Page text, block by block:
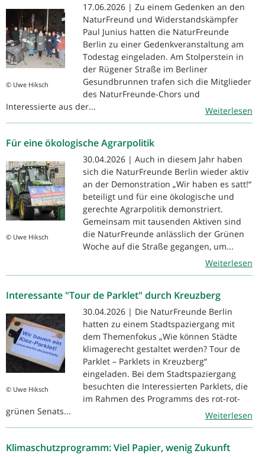
© Uwe Hiksch
17.06.2026 | Zu einem Gedenken an den
NaturFreund und Widerstandskämpfer
Paul Junius hatten die NaturFreunde
Berlin zu einer Gedenkveranstaltung am
Todestag eingeladen. Am Stolperstein in
der Rügener Straße im Berliner
Gesundbrunnen trafen sich die Mitglieder
des NaturFreunde-Chors und
Interessierte aus der...
Weiterlesen
Für eine ökologische Agrarpolitik
© Uwe Hiksch
30.04.2026 | Auch in diesem Jahr haben
sich die NaturFreunde Berlin wieder aktiv
an der Demonstration „Wir haben es satt!“
beteiligt und für eine ökologische und
gerechte Agrarpolitik demonstriert.
Gemeinsam mit tausenden Aktiven sind
die NaturFreunde anlässlich der Grünen
Woche auf die Straße gegangen, um...
Weiterlesen
Interessante "Tour de Parklet" durch Kreuzberg
© Uwe Hiksch
30.04.2026 | Die NaturFreunde Berlin
hatten zu einem Stadtspaziergang mit
dem Themenfokus „Wie können Städte
klimagerecht gestaltet werden? Tour de
Parklet – Parklets in Kreuzberg“
eingeladen. Bei dem Stadtspaziergang
besuchten die Interessierten Parklets, die
im Rahmen des Programms des rot-rot-
grünen Senats...
Weiterlesen
Klimaschutzprogramm: Viel Papier, wenig Zukunft